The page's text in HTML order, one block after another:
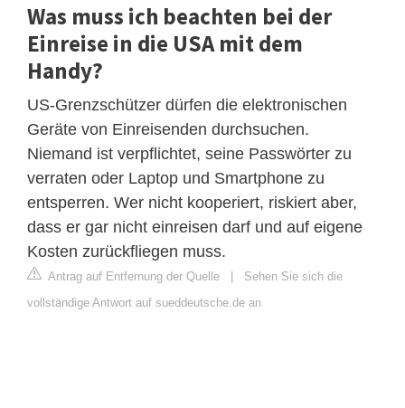
Was muss ich beachten bei der
Einreise in die USA mit dem
Handy?
US-Grenzschützer dürfen die elektronischen
Geräte von Einreisenden durchsuchen.
Niemand ist verpflichtet, seine Passwörter zu
verraten oder Laptop und Smartphone zu
entsperren. Wer nicht kooperiert, riskiert aber,
dass er gar nicht einreisen darf und auf eigene
Kosten zurückfliegen muss.
Antrag auf Entfernung der Quelle | Sehen Sie sich die
vollständige Antwort auf sueddeutsche.de an